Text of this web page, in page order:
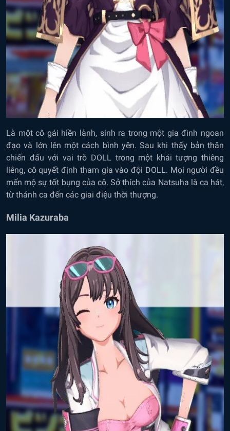
Là một cô gái hiền lành, sinh ra trong một gia đình ngoan
đạo và lớn lên một cách bình yên. Sau khi thấy bản thân
chiến đấu với vai trò DOLL trong một khải tượng thiêng
liêng, cô quyết định tham gia vào đội DOLL. Mọi người đều
mến mộ sự tốt bụng của cô. Sở thích của Natsuha là ca hát,
từ thánh ca đến các giai điệu thời thượng.
Milia Kazuraba